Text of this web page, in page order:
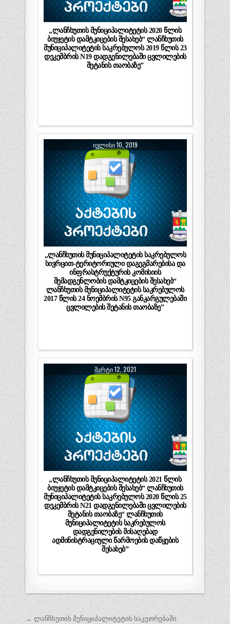
„ლანჩხუთის მუნიციპალიტეტის 2020 წლის
ბიუჯეტის დამტკიცების შესახებ“ ლანჩხუთის
მუნიციპალიტეტის საკრებულოს 2019 წლის 23
დეკემბრის N19 დადგენილებაში ცვლილების
შეტანის თაობაზე”
ᲘᲕᲚᲘᲡᲘ 10, 2019
„ლანჩხუთის მუნიციპალიტეტის საკრებულოს
სივრცით-ტერიტორიული დაგეგმარებისა და
ინფრასტრუქტურის კომისიის
შემადგენლობის დამტკიცების შესახებ“
ლანჩხუთის მუნიციპალიტეტის საკრებულოს
2017 წლის 24 ნოემბრის N95 განკარგულებაში
ცვლილების შეტანის თაობაზე”
ᲛᲐᲠᲢᲘ 12, 2021
„ლანჩხუთის მუნიციპალიტეტის 2021 წლის
ბიუჯეტის დამტკიცების შესახებ“ ლანჩხუთის
მუნიციპალიტეტის საკრებულოს 2020 წლის 25
დეკემბრის N21 დადგენილებაში ცვლილების
შეტანის თაობაზე“ ლანჩხუთის
მუნიციპალიტეტის საკრებულოს
დადგენილების მისაღებად
ადმინისტრაციული წარმოების დაწყების
შესახებ”
პოსტის
← ლანჩხუთის მუნიციპალიტეტის საკუთრებაში